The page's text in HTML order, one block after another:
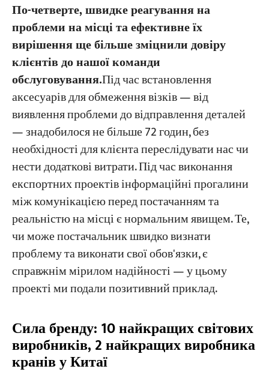
По-четверте, швидке реагування на
проблеми на місці та ефективне їх
вирішення ще більше зміцнили довіру
клієнтів до нашої команди
обслуговування.Під час встановлення
аксесуарів для обмеження візків — від
виявлення проблеми до відправлення деталей
— знадобилося не більше 72 годин, без
необхідності для клієнта переслідувати нас чи
нести додаткові витрати. Під час виконання
експортних проектів інформаційні прогалини
між комунікацією перед постачанням та
реальністю на місці є нормальним явищем. Те,
чи може постачальник швидко визнати
проблему та виконати свої обов'язки, є
справжнім мірилом надійності — у цьому
проекті ми подали позитивний приклад.
Сила бренду: 10 найкращих світових
виробників, 2 найкращих виробника
кранів у Китаї